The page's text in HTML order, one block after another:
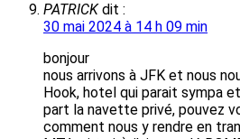
PATRICK dit :
30 mai 2024 à 14 h 09 min
bonjour
nous arrivons à JFK et nous
Hook, hotel qui parait sympa
part la navette privé, pouvez
comment nous y rendre en